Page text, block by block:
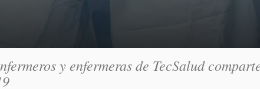
y enfermeras de TecSalud